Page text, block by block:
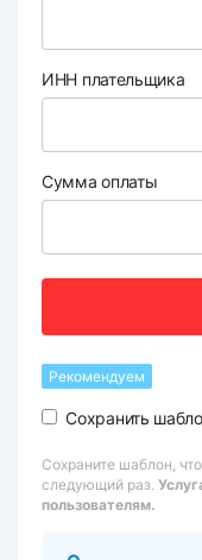
ИНН плательщика
Сумма оплаты
Рекомендуем
Сохранить
Сохраните шаблон,
следующий раз.
пользователям.